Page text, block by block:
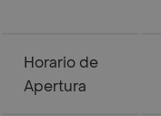
Horario de
Apertura